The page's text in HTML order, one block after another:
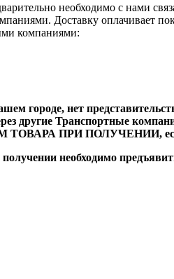
необходимо с нами
Доставку оплачивает
компаниями:
городе, нет
другие Транспортные
ПРИ ПОЛУЧЕНИИ, если
необходимо